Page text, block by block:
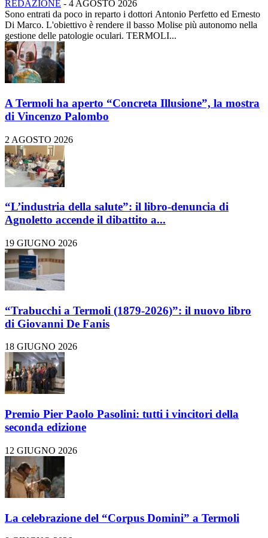
REDAZIONE - 4 AGOSTO 2026
Sono entrati da poco in reparto i dottori Antonio Perfetto ed Ernesto
Di Marco. L'obiettivo è rendere il basso Molise più autonomo nella
gestione delle patologie oculari. TERMOLI...
A Termoli ha aperto “Concreta Illusione”, la mostra
di Vincenzo Palombo
2 AGOSTO 2026
“L’industria della salute”: il libro-denuncia di
Agnoletto accende il dibattito a...
19 GIUGNO 2026
“Trabucchi a Termoli (1879-2026)”: il nuovo libro
di Giovanni De Fanis
18 GIUGNO 2026
Premio Pier Paolo Pasolini: tutti i vincitori della
seconda edizione
12 GIUGNO 2026
La celebrazione del “Corpus Domini” a Termoli